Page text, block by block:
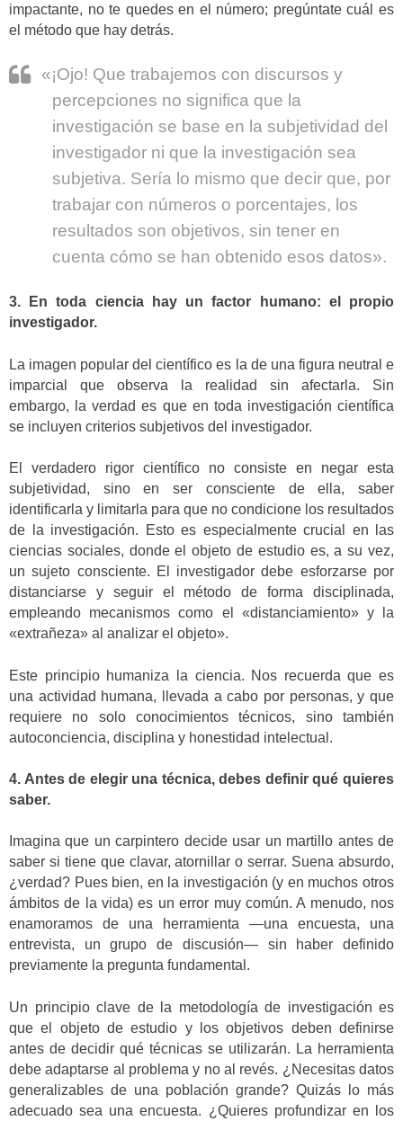
impactante, no te quedes en el número; pregúntate cuál es
el método que hay detrás.
«¡Ojo! Que trabajemos con discursos y
percepciones no significa que la
investigación se base en la subjetividad del
investigador ni que la investigación sea
subjetiva. Sería lo mismo que decir que, por
trabajar con números o porcentajes, los
resultados son objetivos, sin tener en
cuenta cómo se han obtenido esos datos».
3. En toda ciencia hay un factor humano: el propio
investigador.
La imagen popular del científico es la de una figura neutral e
imparcial que observa la realidad sin afectarla. Sin
embargo, la verdad es que en toda investigación científica
se incluyen criterios subjetivos del investigador.
El verdadero rigor científico no consiste en negar esta
subjetividad, sino en ser consciente de ella, saber
identificarla y limitarla para que no condicione los resultados
de la investigación. Esto es especialmente crucial en las
ciencias sociales, donde el objeto de estudio es, a su vez,
un sujeto consciente. El investigador debe esforzarse por
distanciarse y seguir el método de forma disciplinada,
empleando mecanismos como el «distanciamiento» y la
«extrañeza» al analizar el objeto».
Este principio humaniza la ciencia. Nos recuerda que es
una actividad humana, llevada a cabo por personas, y que
requiere no solo conocimientos técnicos, sino también
autoconciencia, disciplina y honestidad intelectual.
4. Antes de elegir una técnica, debes definir qué quieres
saber.
Imagina que un carpintero decide usar un martillo antes de
saber si tiene que clavar, atornillar o serrar. Suena absurdo,
¿verdad? Pues bien, en la investigación (y en muchos otros
ámbitos de la vida) es un error muy común. A menudo, nos
enamoramos de una herramienta —una encuesta, una
entrevista, un grupo de discusión— sin haber definido
previamente la pregunta fundamental.
Un principio clave de la metodología de investigación es
que el objeto de estudio y los objetivos deben definirse
antes de decidir qué técnicas se utilizarán. La herramienta
debe adaptarse al problema y no al revés. ¿Necesitas datos
generalizables de una población grande? Quizás lo más
adecuado sea una encuesta. ¿Quieres profundizar en los